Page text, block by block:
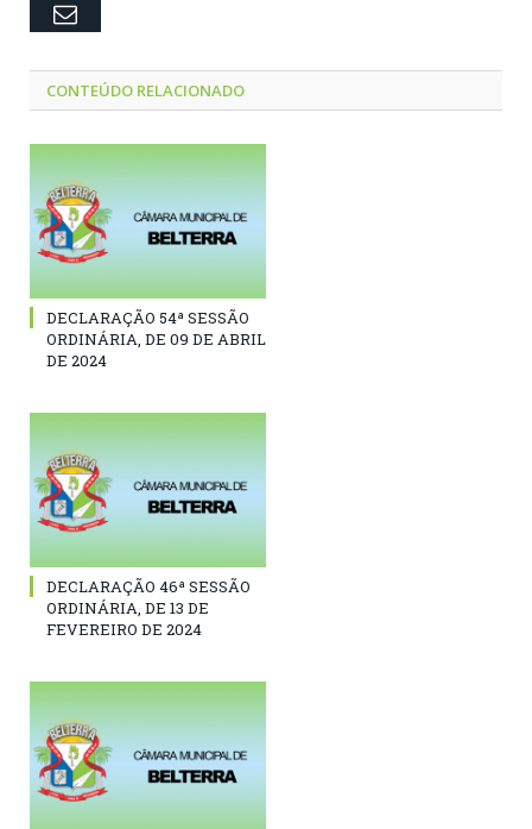
Email
CONTEÚDO RELACIONADO
DECLARAÇÃO 54ª SESSÃO
ORDINÁRIA, DE 09 DE ABRIL
DE 2024
DECLARAÇÃO 46ª SESSÃO
ORDINÁRIA, DE 13 DE
FEVEREIRO DE 2024